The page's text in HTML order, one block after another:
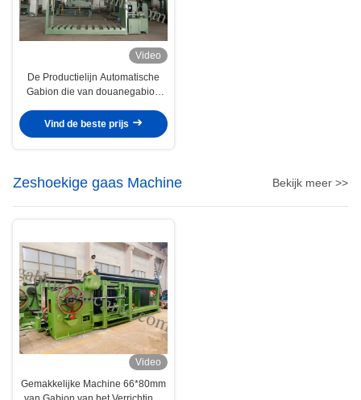
Video
De Productielijn Automatische
Gabion die van douanegabion
Verpakkingsmachine opleveren
Vind de beste prijs
Zeshoekige gaas Machine Bekijk meer >>
Video
Gemakkelijke Machine 66*80mm